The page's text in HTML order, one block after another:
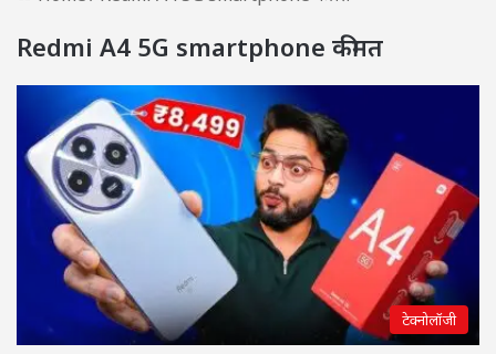
Redmi A4 5G smartphone कीमत
टेक्नोलॉजी